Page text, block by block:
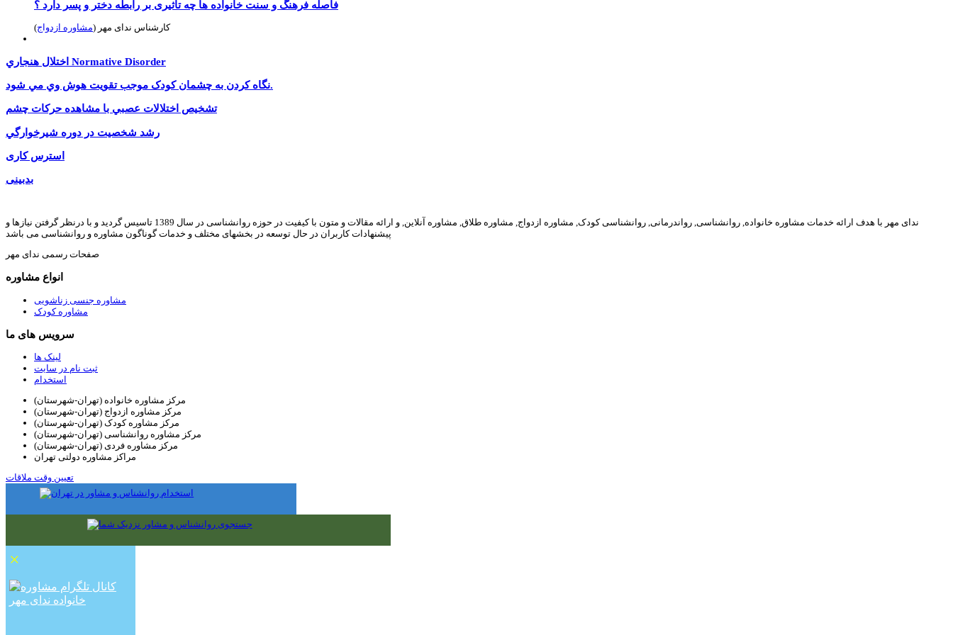
فاصله فرهنگ و سنت خانواده ها چه تاثیری بر رابطه دختر و پسر دارد ؟
کارشناس ندای مهر (مشاوره ازدواج)
اختلال هنجاري Normative Disorder
نگاه کردن به چشمان کودک موجب تقويت هوش وي مي شود.
تشخيص اختلالات عصبي با مشاهده حركات چشم
رشد شخصيت در دوره شيرخوارگي
استرس کاری
بدبينى
ندای مهر با هدف ارائه خدمات مشاوره خانواده, روانشناسی, رواندرمانی, روانشناسی کودک, مشاوره ازدواج, مشاوره طلاق, مشاوره آنلاین, و ارائه مقالات و متون با کیفیت در حوزه روانشناسی در سال 1389 تاسیس گردید و با درنظر گرفتن نیازها و
پیشنهادات کاربران در حال توسعه در بخشهای مختلف و خدمات گوناگون مشاوره و روانشناسی می باشد
صفحات رسمی ندای مهر
انواع مشاوره
مشاوره جنسی زناشویی
مشاوره کودک
سرویس های ما
لینک ها
ثبت نام در سایت
استخدام
مرکز مشاوره خانواده (تهران-شهرستان)
مرکز مشاوره ازدواج (تهران-شهرستان)
مرکز مشاوره کودک (تهران-شهرستان)
مرکز مشاوره روانشناسی (تهران-شهرستان)
مرکز مشاوره فردی (تهران-شهرستان)
مراکز مشاوره دولتی تهران
تعیین وقت ملاقات
×